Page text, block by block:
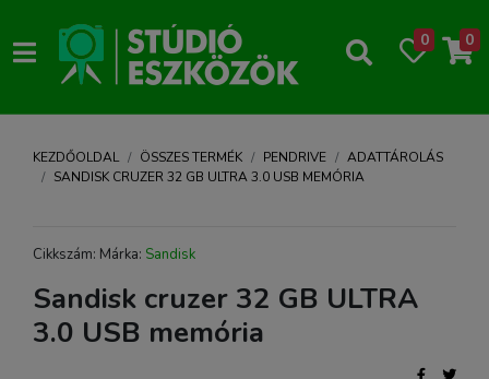
0 0
KEZDŐOLDAL ÖSSZES TERMÉK PENDRIVE
ADATTÁROLÁS
SANDISK CRUZER 32 GB ULTRA 3.0 USB MEMÓRIA
Cikkszám: Márka: Sandisk
Sandisk cruzer 32 GB ULTRA
3.0 USB memória